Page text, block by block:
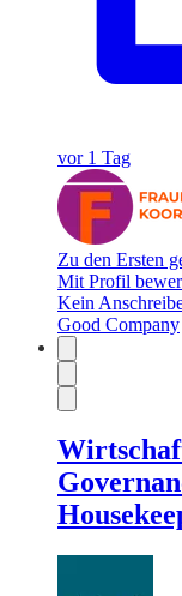
vor 1 Tag
Zu den Ersten
Mit Profil
Kein
Good Company